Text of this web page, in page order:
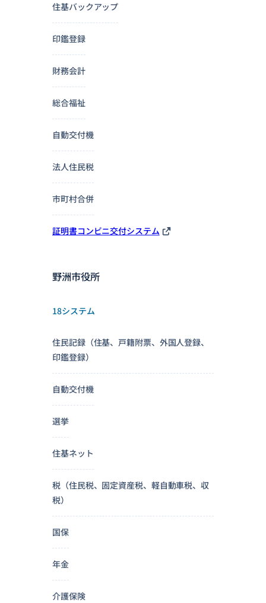
住基バックアップ
印鑑登録
財務会計
総合福祉
自動交付機
法人住民税
市町村合併
証明書コンビニ交付システム
野洲市役所
18システム
住民記録（住基、戸籍附票、外国人登録、
印鑑登録）
自動交付機
選挙
住基ネット
税（住民税、固定資産税、軽自動車税、収
税）
国保
年金
介護保険